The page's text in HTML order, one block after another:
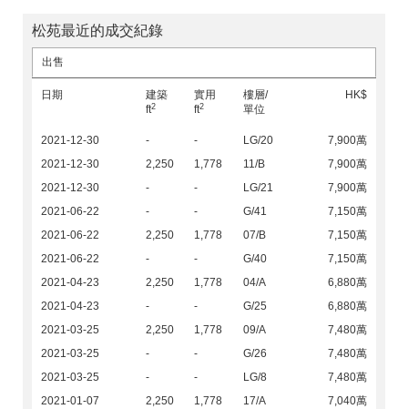
松苑最近的成交紀錄
出售
日期
建築
ft2
實用
ft2
樓層/
單位
HK$
2021-12-30 - - LG/20
7,900萬
2021-12-30
2,250 1,778 11/B
7,900萬
2021-12-30
- - LG/21
7,900萬
2021-06-22
- - G/41
7,150萬
2021-06-22
2,250 1,778 07/B
7,150萬
2021-06-22
- - G/40
7,150萬
2021-04-23
2,250 1,778 04/A
6,880萬
2021-04-23
- - G/25
6,880萬
2021-03-25
2,250 1,778 09/A
7,480萬
2021-03-25
- - G/26
7,480萬
2021-03-25
- - LG/8
7,480萬
2021-01-07
2,250 1,778 17/A
7,040萬